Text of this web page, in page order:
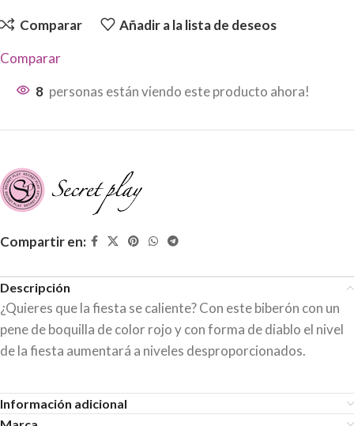
Comparar Añadir a la lista de deseos
Comparar
8 personas están viendo este producto ahora!
Compartir en:
Descripción
¿Quieres que la fiesta se caliente? Con este biberón con un
pene de boquilla de color rojo y con forma de diablo el nivel
de la fiesta aumentará a niveles desproporcionados.
Información adicional